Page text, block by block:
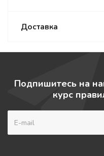
Доставка
Подпишитесь на
курс